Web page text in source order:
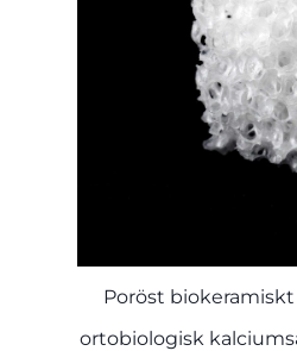
Poröst
ortobiologisk